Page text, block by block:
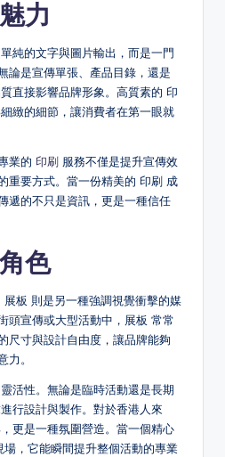
力
純的文字與圖片輸出，而是一門
論是宣傳單張、產品目錄，還是
直接影響品牌形象。高質素的 印
緻的細節，讓消費者在第一眼就
業的 印刷 服務不僅是提升宣傳效
重要方式。當一份精美的 印刷 成
遞的不只是資訊，更是一種信任
色
板 則是另一種強調視覺衝擊的媒
頭宣傳或大型活動中，展板 常常
尺寸與設計自由度，讓品牌能夠
力。
活性。無論是臨時活動還是長期
行設計與製作。對於香港人來
更是一種氛圍營造。當一個精心
，它能瞬間提升整個活動的專業